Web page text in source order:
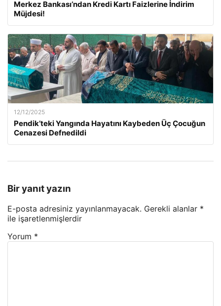
Merkez Bankası’ndan Kredi Kartı Faizlerine İndirim
Müjdesi!
12/12/2025
Pendik’teki Yangında Hayatını Kaybeden Üç Çocuğun
Cenazesi Defnedildi
Bir yanıt yazın
E-posta adresiniz yayınlanmayacak. Gerekli alanlar *
ile işaretlenmişlerdir
Yorum *